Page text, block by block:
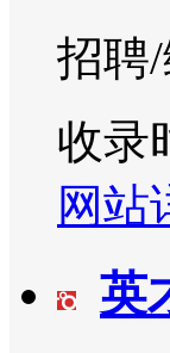
招聘
收录
网站
英